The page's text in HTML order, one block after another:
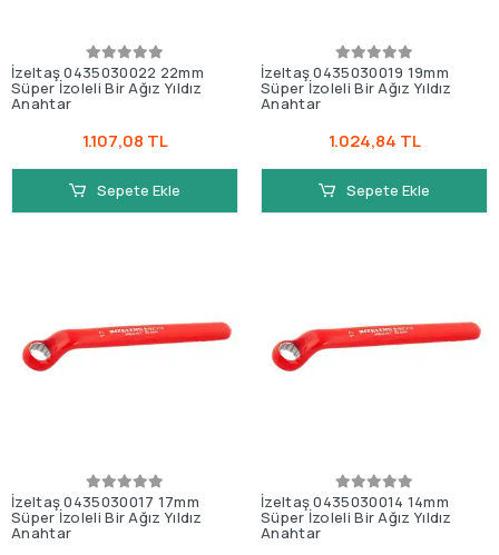
İzeltaş 0435030022 22mm
Süper İzoleli Bir Ağız Yıldız
Anahtar
1.107,08 TL
Sepete Ekle
İzeltaş 0435030019 19mm
Süper İzoleli Bir Ağız Yıldız
Anahtar
1.024,84 TL
Sepete Ekle
İzeltaş 0435030017 17mm
Süper İzoleli Bir Ağız Yıldız
Anahtar
İzeltaş 0435030014 14mm
Süper İzoleli Bir Ağız Yıldız
Anahtar